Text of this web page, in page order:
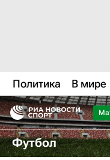
Политика В мире
Футбол